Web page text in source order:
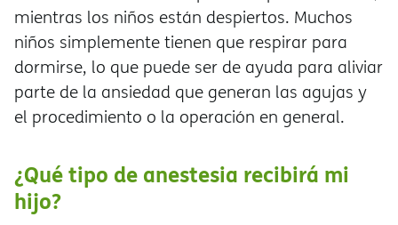
mientras los niños están despiertos. Muchos
niños simplemente tienen que respirar para
dormirse, lo que puede ser de ayuda para aliviar
parte de la ansiedad que generan las agujas y
el procedimiento o la operación en general.
¿Qué tipo de anestesia recibirá mi
hijo?